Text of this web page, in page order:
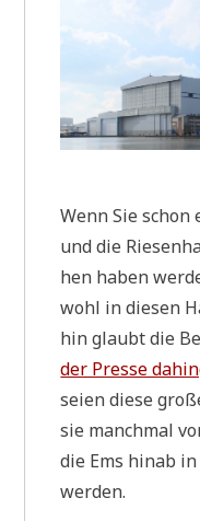
Wenn Sie
und die
hen haben
wohl in die­sen
hin glaubt die
der Pres­se
sei­en die­se
sie manch­mal
die Ems hin­ab
werden.